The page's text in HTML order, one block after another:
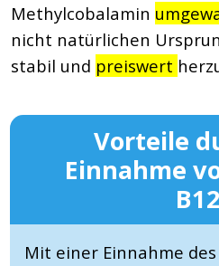
Methylcobalamin
nicht natürlichen
stabil und preiswert
Vorteile
Einnahme
Mit einer Einnahme